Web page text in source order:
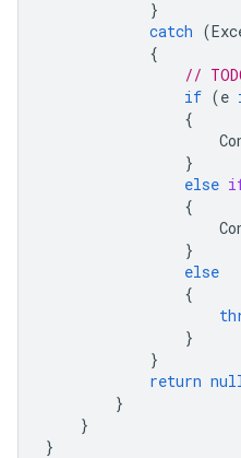
}
catch (
{
//
if (e
{
}
else
{
}
else
{
}
}
return
}
}
}